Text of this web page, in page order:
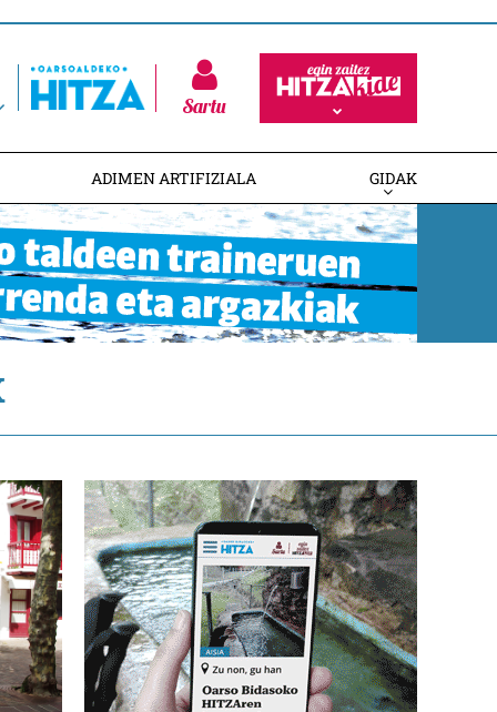
Sartu
ADIMEN ARTIFIZIALA GIDAK